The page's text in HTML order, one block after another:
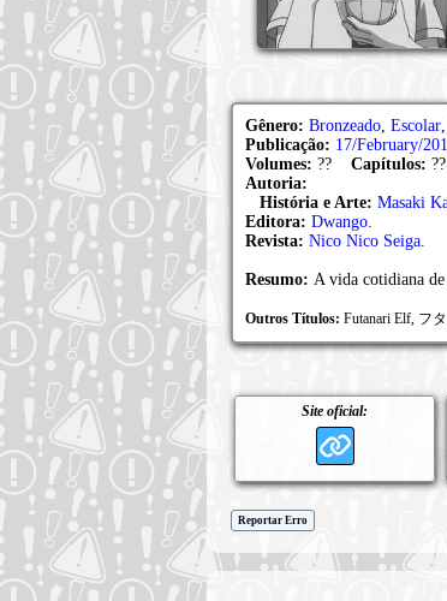
Gênero: Bronzeado, Escolar,
Publicação: 17/February/
Volumes: ?? Capítulos: ??
Autoria:
História e Arte: Masaki
Editora: Dwango.
Revista: Nico Nico Seiga.
Resumo: A vida cotidiana
Outros Títulos: Futanari Elf, フ
Site oficial:
Reportar Erro